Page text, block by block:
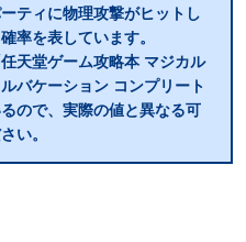
ティに物理攻撃がヒットし
率を表しています。
天堂ゲーム攻略本 マジカル
バケーション コンプリート
ので、実際の値と異なる可
い。